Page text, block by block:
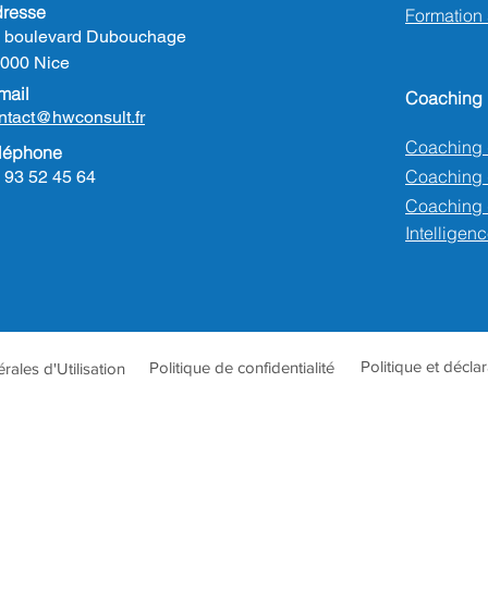
boulevard Dubouchage
Nice
93 52 45 64
Coaching
Coaching
Coaching
d'Utilisation Politique de confidentialité Politique et